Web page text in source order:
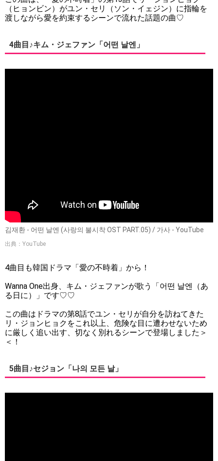
（ヒョンビン）がユン・セリ（ソン・イェジン）に指輪を
渡しながら愛を約束するシーンで流れた話題の曲♡
4曲目♪キム・ジェファン「어떤 날엔」
김재환 - 어떤 날엔 (사랑의 불시착 OST PART.05) / 가사 - YouTube
出典：YouTube
4曲目も韓国ドラマ「愛の不時着」から！
Wanna One出身、キム・ジェファンが歌う「어떤 날엔（あ
る日に）」です♡♡
この曲はドラマの第8話でユン・セリが自分を訪ねてきた
リ・ジョンヒョクをこれ以上、危険な目に遭わせないため
に厳しく追い出す、切なく別れるシーンで登場しました＞
＜！
5曲目♪セジョン「나의 모든 날」